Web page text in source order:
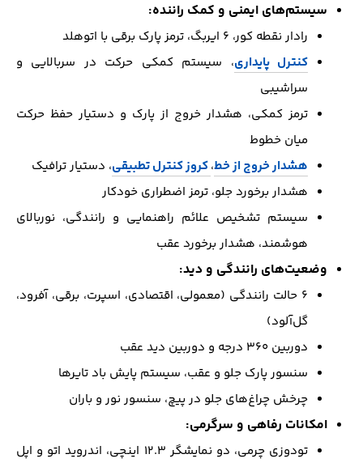
سیستم‌های ایمنی و کمک راننده:
رادار نقطه کور، ۶ ایربگ، ترمز پارک برقی با اتوهلد
کنترل پایداری، سیستم کمکی حرکت در سربالایی و
سراشیبی
ترمز کمکی، هشدار خروج از پارک و دستیار حفظ حرکت
میان خطوط
هشدار خروج از خط،کروز کنترل تطبیقی، دستیار ترافیک
هشدار برخورد جلو، ترمز اضطراری خودکار
سیستم تشخیص علائم راهنمایی و رانندگی، نوربالای
هوشمند، هشدار برخورد عقب
وضعیت‌های رانندگی و دید:
۶ حالت رانندگی (معمولی، اقتصادی، اسپرت، برقی، آفرود،
گل‌آلود)
دوربین ۳۶۰ درجه و دوربین دید عقب
سنسور پارک جلو و عقب، سیستم پایش باد تایرها
چرخش چراغ‌های جلو در پیچ، سنسور نور و باران
امکانات رفاهی و سرگرمی:
تودوزی چرمی، دو نمایشگر ۱۲.۳ اینچی، اندروید اتو و اپل